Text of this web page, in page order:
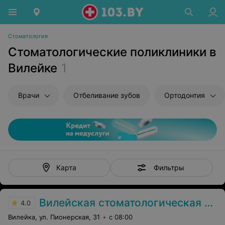
Стоматология
Стоматологические поликлиники в
Вилейке 1
Врачи Отбеливание зубов Ортодонтия
Карта Фильтры
4.0 Вилейская стоматологическая поликлиника
Вилейка, ул. Пионерская, 31 с 08:00